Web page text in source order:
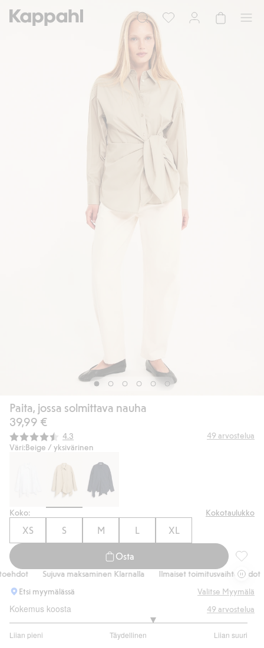
Paita, jossa solmittava nauha
39,99 €
Keskimääräinen luokitus:
4.3 49 arvostelua
Väri:Beige / yksivärinen
Koko: Kokotaulukko
XS S M L XL
Osta
Paita,
Sujuva maksaminen Klarnalla
Ilmaiset toimitusvaihtoehdot
Etsi myymälässä
Valitse Myymälä
Kokemus koosta
Liian pieni Täydellinen Liian suuri
/
49 arvostelua